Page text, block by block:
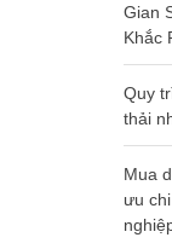
Gian
Khắc
Quy
thải
Mua
ưu